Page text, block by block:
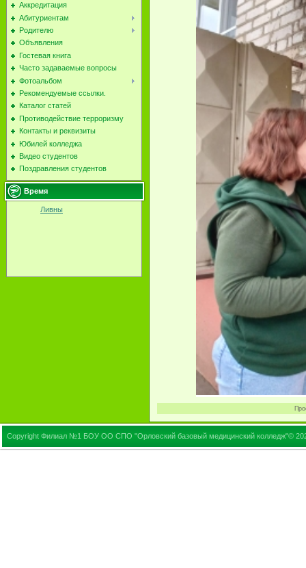
Аккредитация
Абитуриентам
Родителю
Объявления
Гостевая книга
Часто задаваемые вопросы
Фотоальбом
Рекомендуемые ссылки.
Каталог статей
Противодействие терроризму
Контакты и реквизиты
Юбилей колледжа
Видео студентов
Поздравления студентов
Время
Ливны
Copyright Филиал №1 БОУ ОО СПО "Орловский базовый медицинский колледж"©